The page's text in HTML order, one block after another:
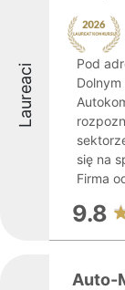
Laureaci
Pod
się na
Firma
9.8
Auto-